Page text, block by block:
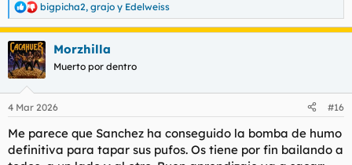
R
e
a
c
c
i
e
:
bigpicha2, grajo y Edelweiss
Morzhilla
Muerto por dentro
4 Mar 2026 #16
Me parece que Sanchez ha conseguido la bomba de humo
definitiva para tapar sus pufos. Os tiene por fin bailando a